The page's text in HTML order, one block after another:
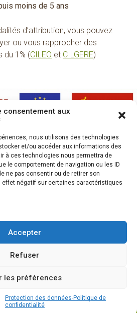
consentement aux
nous utilisons des technologies
et/ou accéder aux informations des
à ces technologies nous permettra de
le comportement de navigation ou les ID
ne pas consentir ou de retirer son
effet négatif sur certaines caractéristiques
Accepter
Refuser
les préférences
Protection des données-Politique de
confidentialité
moins de 5 ans
d’attribution, vous pouvez
ou vous rapprocher des
du 1% (CILEO et CILGERE)
-Plan du site-
- Création Résonance
Communication